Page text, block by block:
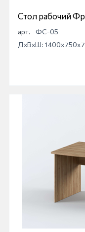
Стол рабочий
арт.
ФС-05
ДхВхШ: